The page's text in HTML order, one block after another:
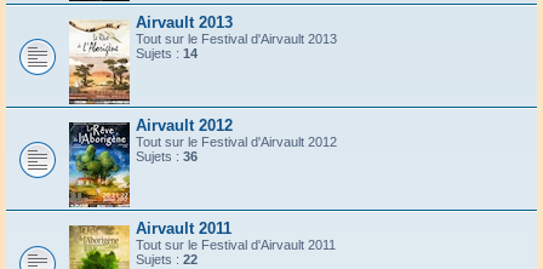
Airvault 2013
Tout sur le Festival d'Airvault 2013
Sujets : 14
Airvault 2012
Tout sur le Festival d'Airvault 2012
Sujets : 36
Airvault 2011
Tout sur le Festival d'Airvault 2011
Sujets : 22